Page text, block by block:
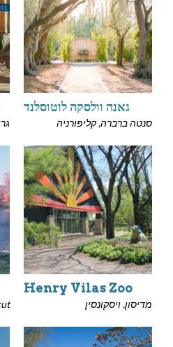
גאנה וולסקה לוטוסלנד
סנטה ברברה, קליפורניה
Henry Vilas Zoo
מדיסון, ויסקונסין